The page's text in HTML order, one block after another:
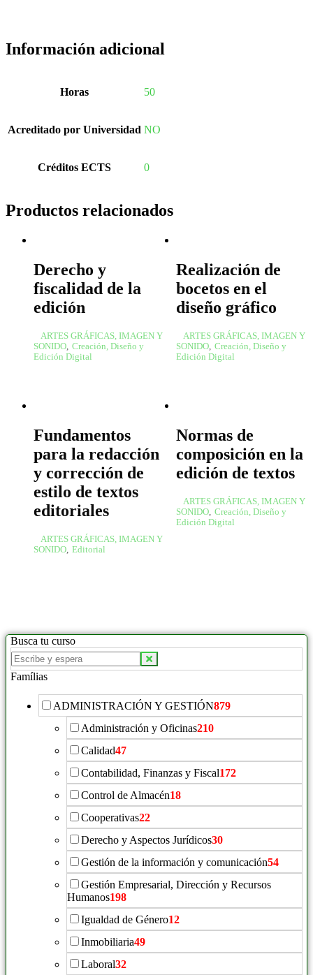
Información adicional
Horas 50
Acreditado por Universidad NO
Créditos ECTS 0
Productos relacionados
Derecho y
fiscalidad de la
edición
ARTES GRÁFICAS, IMAGEN Y
SONIDO, Creación, Diseño y
Edición Digital
Realización de
bocetos en el
diseño gráfico
ARTES GRÁFICAS, IMAGEN Y
SONIDO, Creación, Diseño y
Edición Digital
Fundamentos
para la redacción
y corrección de
estilo de textos
editoriales
ARTES GRÁFICAS, IMAGEN Y
SONIDO Editorial
Normas de
composición en la
edición de textos
ARTES GRÁFICAS, IMAGEN Y
SONIDO, Creación, Diseño y
Edición Digital
Busca tu curso
Famílias
ADMINISTRACIÓN Y GESTIÓN879
Administración y Oficinas210
Calidad47
Contabilidad, Finanzas y Fiscal172
Control de Almacén18
Cooperativas22
Derecho y Aspectos Jurídicos30
Gestión de la información y comunicación54
Gestión Empresarial, Dirección y Recursos
Humanos198
Igualdad de Género12
Inmobiliaria49
Laboral32